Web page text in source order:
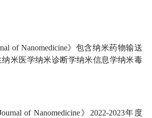
of Nanomedicine》包含纳米药物输送
米医学纳米诊断学纳米信息学纳米毒
of Nanomedicine》2022-2023年度